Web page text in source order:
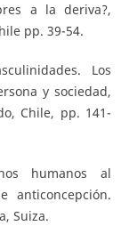
a la deriva?,
pp. 39-54.
Los
y sociedad,
Chile, pp. 141-
humanos al
anticoncepción.
Suiza.